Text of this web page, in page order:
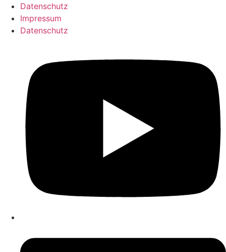
Datenschutz
Impressum
Datenschutz